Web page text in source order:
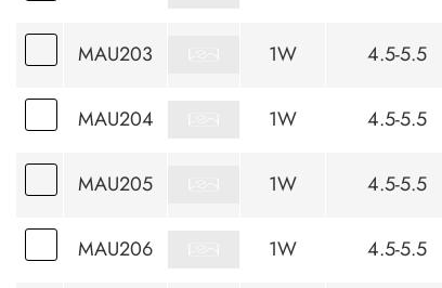
MAU203
1W 4.5-5.5
MAU204
1W 4.5-5.5
MAU205
1W 4.5-5.5
MAU206
1W 4.5-5.5